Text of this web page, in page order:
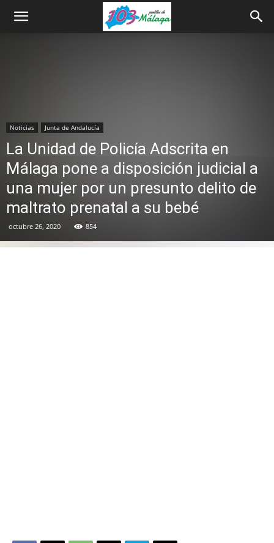
Noticias Junta de Andalucía
La Unidad de Policía Adscrita en
Málaga pone a disposición judicial a
una mujer por un presunto delito de
maltrato prenatal a su bebé
octubre 26, 2020 854